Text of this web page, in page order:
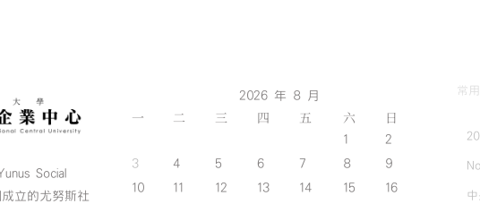
Social
成立的尤努斯社
2026 年 8 月
一 二 三 四 五 六 日
1
2
3
4 5 6 7 8
9
10
11 12 13 14 15
16
常